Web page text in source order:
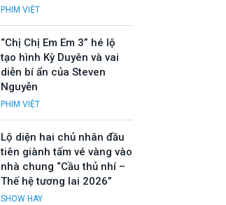
PHIM VIỆT
“Chị Chị Em Em 3” hé lộ
tạo hình Kỳ Duyên và vai
diễn bí ẩn của Steven
Nguyễn
PHIM VIỆT
Lộ diện hai chủ nhân đầu
tiên giành tấm vé vàng vào
nhà chung “Cầu thủ nhí –
Thế hệ tương lai 2026”
SHOW HAY